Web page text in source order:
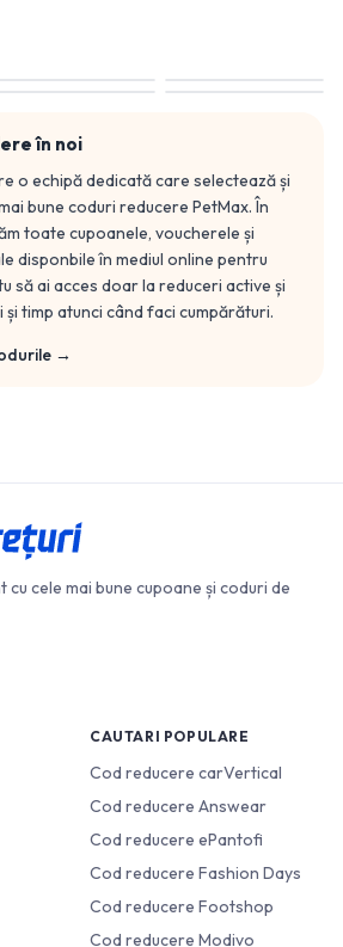
în noi
o echipă dedicată care selectează și
bune coduri reducere PetMax. În
toate cupoanele, voucherele și
disponbile în mediul online pentru
să ai acces doar la reduceri active și
timp atunci când faci cumpărături.
→
cele mai bune cupoane și coduri de
CAUTARI POPULARE
Cod reducere carVertical
Cod reducere Answear
Cod reducere ePantofi
Cod reducere Fashion Days
Cod reducere Footshop
Cod reducere Modivo